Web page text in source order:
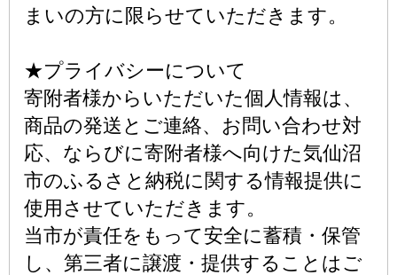
まいの方に限らせていただきます。
★プライバシーについて
寄附者様からいただいた個人情報は、
商品の発送とご連絡、お問い合わせ対
応、ならびに寄附者様へ向けた気仙沼
市のふるさと納税に関する情報提供に
使用させていただきます。
当市が責任をもって安全に蓄積・保管
し、第三者に譲渡・提供することはご